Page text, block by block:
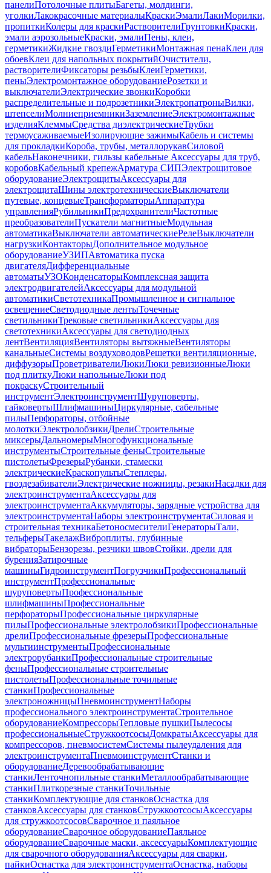
панелиПотолочные плитыБагеты, молдинги,
уголкиЛакокрасочные материалыКраскиЭмалиЛакиМорилки,
пропиткиКолеры для краскиРастворителиГрунтовкиКраски,
эмали аэрозольныеКраски, эмалиПены, клеи,
герметикиЖидкие гвоздиГерметикиМонтажная пенаКлеи для
обоевКлеи для напольных покрытийОчистители,
растворителиФиксаторы резьбыКлеиГерметики,
пеныЭлектромонтажное оборудованиеРозетки и
выключателиЭлектрические звонкиКоробки
распределительные и подрозетникиЭлектропатроныВилки,
штепселиМолниеприемникиЗаземлениеЭлектромонтажные
изделияКлеммыСредства диэлектрическиеТрубки
термоусаживаемыеИзолирующие зажимыКабель и системы
для прокладкиКороба, трубы, металлорукавСиловой
кабельНаконечники, гильзы кабельные Аксессуары для труб,
коробовКабельный крепежАрматура СИПЭлектрощитовое
оборудованиеЭлектрощитыАксессуары для
электрощитаШины электротехническиеВыключатели
путевые, концевыеТрансформаторыАппаратура
управленияРубильникиПредохранителиЧастотные
преобразователиПускатели магнитныеМодульная
автоматикаВыключатели автоматическиеРелеВыключатели
нагрузкиКонтакторыДополнительное модульное
оборудованиеУЗИПАвтоматика пуска
двигателяДифференциальные
автоматыУЗОКонденсаторыКомплексная защита
электродвигателейАксессуары для модульной
автоматикиСветотехникаПромышленное и сигнальное
освещениеСветодиодные лентыТочечные
светильникиТрековые светильникиАксессуары для
светотехникиАксессуары для светодиодных
лентВентиляцияВентиляторы вытяжныеВентиляторы
канальныеСистемы воздуховодовРешетки вентиляционные,
диффузорыПроветривателиЛюкиЛюки ревизионныеЛюки
под плиткуЛюки напольныеЛюки под
покраскуСтроительный
инструментЭлектроинструментШуруповерты,
гайковертыШлифмашиныЦиркулярные, сабельные
пилыПерфораторы, отбойные
молоткиЭлектролобзикиДрелиСтроительные
миксерыДальномерыМногофункциональные
инструментыСтроительные феныСтроительные
пистолетыФрезерыРубанки, стамески
электрическиеКраскопультыСтеплеры,
гвоздезабивателиЭлектрические ножницы, резакиНасадки для
электроинструментаАксессуары для
электроинструментаАккумуляторы, зарядные устройства для
электроинструментаНаборы электроинструментаСиловая и
строительная техникаБетоносмесителиГенераторыТали,
тельферыТакелажВиброплиты, глубинные
вибраторыБензорезы, резчики швовСтойки, дрели для
буренияЗатирочные
машиныГидроинструментПогрузчикиПрофессиональный
инструментПрофессиональные
шуруповертыПрофессиональные
шлифмашиныПрофессиональные
перфораторыПрофессиональные циркулярные
пилыПрофессиональные электролобзикиПрофессиональные
дрелиПрофессиональные фрезерыПрофессиональные
мультиинструментыПрофессиональные
электрорубанкиПрофессиональные строительные
феныПрофессиональные строительные
пистолетыПрофессиональные точильные
станкиПрофессиональные
электроножницыПневмоинструментНаборы
профессионального электроинструментаСтроительное
оборудованиеКомпрессорыТепловые пушкиПылесосы
профессиональныеСтружкоотсосыДомкратыАксессуары для
компрессоров, пневмосистемСистемы пылеудаления для
электроинструментаПневмоинструментСтанки и
оборудованиеДеревообрабатывающие
станкиЛенточнопильные станкиМеталлообрабатывающие
станкиПлиткорезные станкиТочильные
станкиКомплектующие для станковОснастка для
станковАксессуары для станковСтружкоотсосыАксессуары
для стружкоотсосовСварочное и паяльное
оборудованиеСварочное оборудованиеПаяльное
оборудованиеСварочные маски, аксессуарыКомплектующие
для сварочного оборудованияАксессуары для сварки,
пайкиОснастка для электроинструментаОснастка, наборы